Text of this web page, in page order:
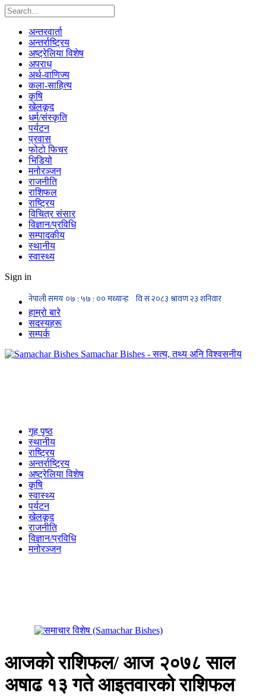
अन्तरवार्ता
अन्तर्राष्ट्रिय
अष्ट्रेलिया विशेष
अपराध
अर्थ-वाणिज्य
कला-साहित्य
कृषि
खेलकूद
धर्म/संस्कृति
पर्यटन
प्रवास
फोटो फिचर
भिडियो
मनोरञ्जन
राजनीति
राशिफल
राष्ट्रिय
विचित्र संसार
विज्ञान/प्रविधि
सम्पादकीय
स्थानीय
स्वास्थ्य
Sign in
हाम्रो बारे
सदस्यहरू
सम्पर्क
Samachar Bishes - सत्य, तथ्य अनि विश्वसनीय
गृह पृष्ठ
स्थानीय
राष्ट्रिय
अन्तर्राष्ट्रिय
अष्ट्रेलिया विशेष
कृषि
स्वास्थ्य
पर्यटन
खेलकूद
राजनीति
विज्ञान/प्रविधि
मनोरञ्जन
आजको राशिफल/ आज २०७८ साल
अषाढ १३ गते आइतवारको राशिफल